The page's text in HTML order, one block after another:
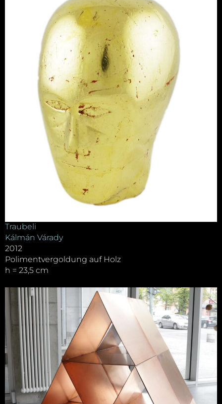
Traubeli
Kálmán Várady
2012
Polimentvergoldung auf Holz
h = 23,5 cm